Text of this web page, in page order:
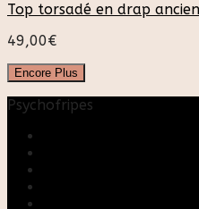
Top torsadé en drap
49,00€
Encore Plus
Psychofripes